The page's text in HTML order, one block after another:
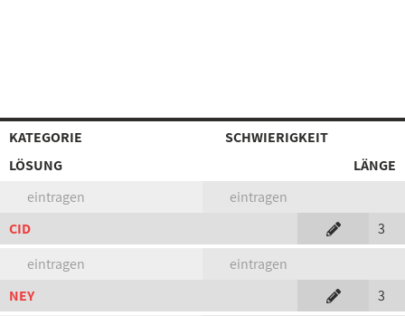
KATEGORIE
SCHWIERIGKEIT
LÖSUNG
LÄNGE
eintragen
eintragen
CID
3
eintragen
eintragen
NEY
3